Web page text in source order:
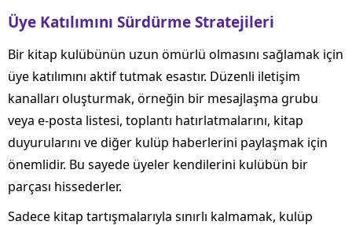
Üye Katılımını Sürdürme Stratejileri
Bir kitap kulübünün uzun ömürlü olmasını sağlamak için
üye katılımını aktif tutmak esastır. Düzenli iletişim
kanalları oluşturmak, örneğin bir mesajlaşma grubu
veya e-posta listesi, toplantı hatırlatmalarını, kitap
duyurularını ve diğer kulüp haberlerini paylaşmak için
önemlidir. Bu sayede üyeler kendilerini kulübün bir
parçası hissederler.
Sadece kitap tartışmalarıyla sınırlı kalmamak, kulüp